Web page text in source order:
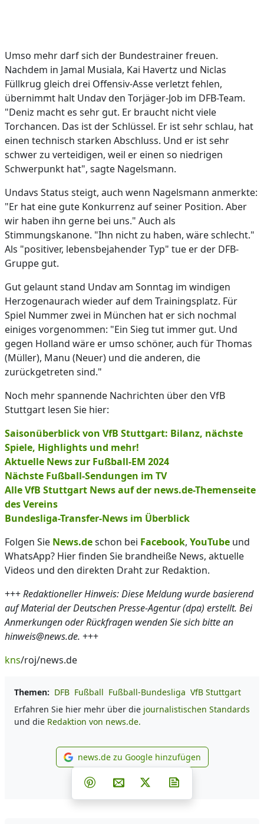
Umso mehr darf sich der Bundestrainer freuen.
Nachdem in Jamal Musiala, Kai Havertz und Niclas
Füllkrug gleich drei Offensiv-Asse verletzt fehlen,
übernimmt halt Undav den Torjäger-Job im DFB-Team.
"Deniz macht es sehr gut. Er braucht nicht viele
Torchancen. Das ist der Schlüssel. Er ist sehr schlau, hat
einen technisch starken Abschluss. Und er ist sehr
schwer zu verteidigen, weil er einen so niedrigen
Schwerpunkt hat", sagte Nagelsmann.
Undavs Status steigt, auch wenn Nagelsmann anmerkte:
"Er hat eine gute Konkurrenz auf seiner Position. Aber
wir haben ihn gerne bei uns." Auch als
Stimmungskanone. "Ihn nicht zu haben, wäre schlecht."
Als "positiver, lebensbejahender Typ" tue er der DFB-
Gruppe gut.
Gut gelaunt stand Undav am Sonntag im windigen
Herzogenaurach wieder auf dem Trainingsplatz. Für
Spiel Nummer zwei in München hat er sich nochmal
einiges vorgenommen: "Ein Sieg tut immer gut. Und
gegen Holland wäre er umso schöner, auch für Thomas
(Müller), Manu (Neuer) und die anderen, die
zurückgetreten sind."
Noch mehr spannende Nachrichten über den VfB
Stuttgart lesen Sie hier:
Saisonüberblick von VfB Stuttgart: Bilanz, nächste
Spiele, Highlights und mehr!
Aktuelle News zur Fußball-EM 2024
Nächste Fußball-Sendungen im TV
Alle VfB Stuttgart News auf der news.de-Themenseite
des Vereins
Bundesliga-Transfer-News im Überblick
Folgen Sie News.deschon bei Facebook, YouTube und
WhatsApp? Hier finden Sie brandheiße News, aktuelle
Videos und den direkten Draht zur Redaktion.
+++Redaktioneller Hinweis: Diese Meldung wurde basierend
auf Material der Deutschen Presse-Agentur (dpa) erstellt. Bei
Anmerkungen oder Rückfragen wenden Sie sich bitte an
hinweis@news.de. +++
kns/roj/news.de
Themen: DFB Fußball Fußball-Bundesliga VfB Stuttgart
Erfahren Sie hier mehr über die journalistischen Standards
und die Redaktion von news.de.
news.de zu Google
news.de zu Google hinzufügen
Teilen auf Facebook
Teilen auf Whatsapp
Teilen auf Telegram
Teilen auf Pinterest
Per E-Mail teilen
Post auf X